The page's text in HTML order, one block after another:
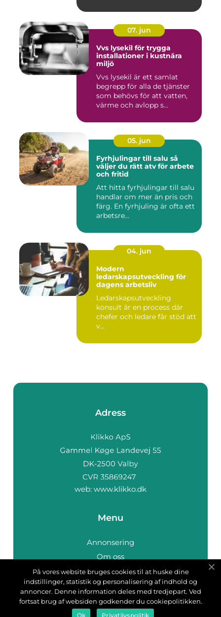
07. jun
Vvs lysekil för trygga
installationer i kustnära
miljö
Vvs lysekil är ett samlat
begrepp för alla de tjänster
som behövs för att vatten,
värme och avlopp s...
05. jun
Fyrhjulingar till salu så
väljer du rätt atv för arbete
och fritid
Att hitta fyrhjulingar till salu
handlar om mer än pris och
färg. En fyrhjuling är ofta ett
arbetsre...
04. jun
Modern
ledarskapsutveckling för
dagens arbetsliv
Ledarskapsutveckling
konsult är en process där
chefer och ledare får stöd att
v...
Adress
web: www.klikko.dk
Menu
Annonsering
Om oss
Cookies
Kontakta oss
Sitemap
På vores website bruges cookies til at huske dine
indstillinger, statistik og personalisering af indhold og
annoncer. Denne information deles med tredjepart. Ved
fortsat brug af websiden godkender du cookiepolitikken.
Ok Privatlivspolitik